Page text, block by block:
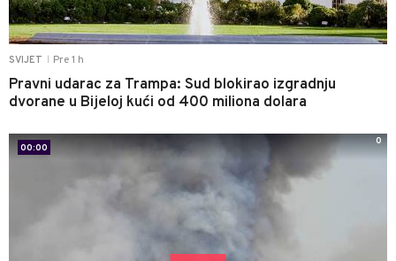
SVIJET Pre 1 h
Pravni udarac za Trampa: Sud blokirao izgradnju
dvorane u Bijeloj kući od 400 miliona dolara
00:00
0